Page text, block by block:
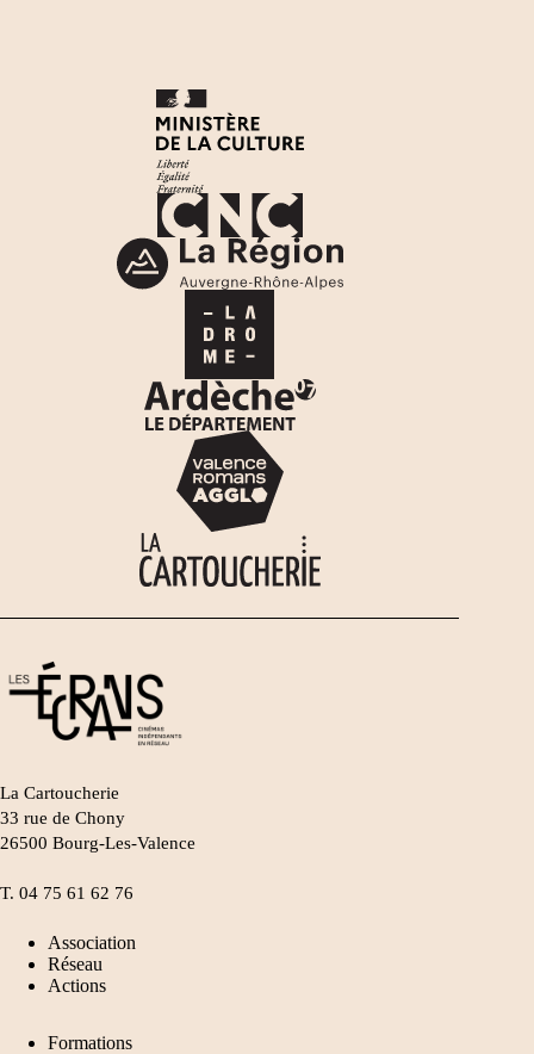
La Cartoucherie
33 rue de Chony
26500 Bourg-Les-Valence
T. 04 75 61 62 76
Association
Réseau
Actions
Formations